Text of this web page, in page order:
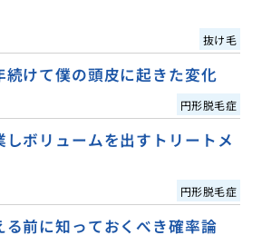
抜け毛
続けて僕の頭皮に起きた変化
円形脱毛症
しボリュームを出すトリートメ
円形脱毛症
る前に知っておくべき確率論